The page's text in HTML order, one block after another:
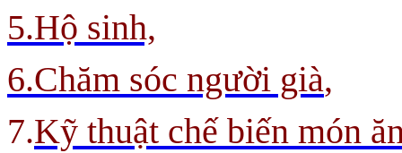
5.Hộ sinh,
6.Chăm sóc người già,
7.Kỹ thuật chế biến món